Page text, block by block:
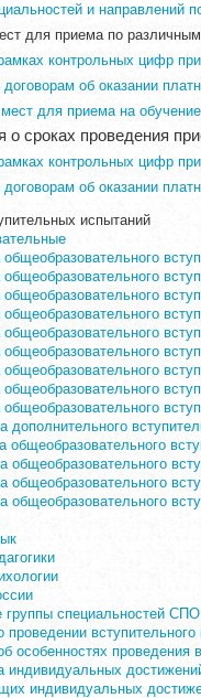
и направлений
для приема по
контрольных цифр
об оказании
для приема на
сроках проведения
контрольных цифр
об оказании
испытаний
дополнительного
общеобразовательного
общеобразовательного
общеобразовательного
общеобразовательного
группы специальностей СПО
особенностях проведения
индивидуальных
индивидуальных